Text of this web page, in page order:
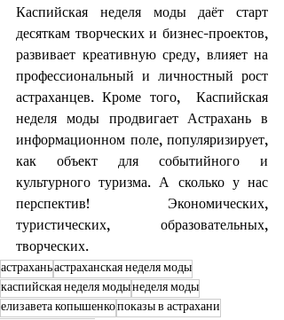
Каспийская неделя моды даёт старт
десяткам творческих и бизнес-проектов,
развивает креативную среду, влияет на
профессиональный и личностный рост
астраханцев. Кроме того,  Каспийская
неделя моды продвигает Астрахань в
информационном поле, популяризирует,
как объект для событийного и
культурного туризма. А сколько у нас
перспектив! Экономических,
туристических, образовательных,
творческих.
астраханьастраханская неделя моды
каспийская неделя модынеделя моды
елизавета копышенкопоказы в астрахани